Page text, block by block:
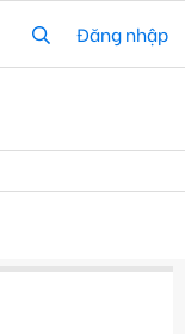
Đăng nhập